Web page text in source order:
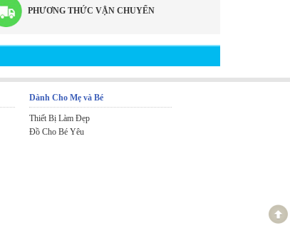
PHƯƠNG THỨC VẬN CHUYỂN
Dành Cho Mẹ và Bé
Thiết Bị Làm Đẹp
Đồ Cho Bé Yêu